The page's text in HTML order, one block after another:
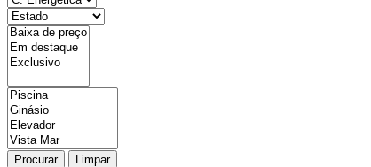
Procurar Limpar